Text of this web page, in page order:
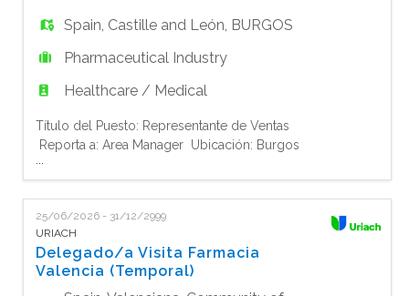
IT
ES
PT
Spain, Castille and León, BURGOS
Pharmaceutical Industry
Healthcare / Medical
Título del Puesto: Representante de Ventas
Reporta a: Area Manager Ubicación: Burgos
Tipo de Contrato: Tiempo completo -
temporal Resumen del Puesto:
El Representante de Ventas es responsable de impulsar las
25/06/2026 - 31/12/2999
URIACH
Delegado/a Visita Farmacia
Valencia (Temporal)